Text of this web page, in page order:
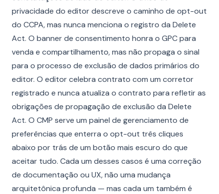
privacidade do editor descreve o caminho de opt-out
do CCPA, mas nunca menciona o registro da Delete
Act. O banner de consentimento honra o GPC para
venda e compartilhamento, mas não propaga o sinal
para o processo de exclusão de dados primários do
editor. O editor celebra contrato com um corretor
registrado e nunca atualiza o contrato para refletir as
obrigações de propagação de exclusão da Delete
Act. O CMP serve um painel de gerenciamento de
preferências que enterra o opt-out três cliques
abaixo por trás de um botão mais escuro do que
aceitar tudo. Cada um desses casos é uma correção
de documentação ou UX, não uma mudança
arquitetônica profunda — mas cada um também é